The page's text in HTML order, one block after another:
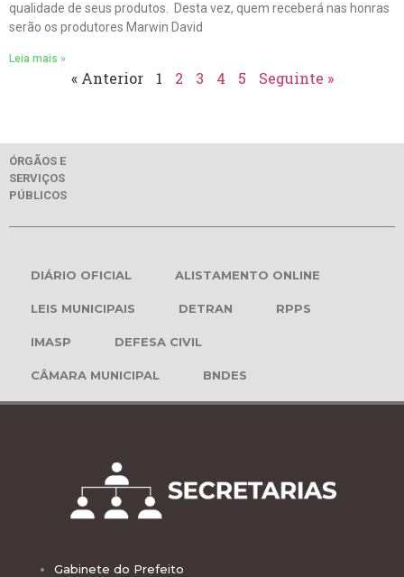
qualidade de seus produtos. Desta vez, quem receberá nas honras
serão os produtores Marwin David
Leia mais »
« Anterior 1 2 3 4 5 Seguinte »
ÓRGÃOS E
SERVIÇOS
PÚBLICOS
DIÁRIO OFICIAL ALISTAMENTO ONLINE
LEIS MUNICIPAIS DETRAN RPPS
IMASP DEFESA CIVIL
CÂMARA MUNICIPAL BNDES
Gabinete do Prefeito